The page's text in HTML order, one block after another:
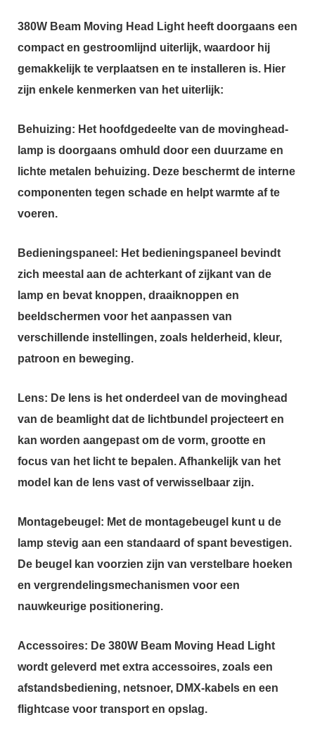
380W Beam Moving Head Light heeft doorgaans een
compact en gestroomlijnd uiterlijk, waardoor hij
gemakkelijk te verplaatsen en te installeren is. Hier
zijn enkele kenmerken van het uiterlijk:
Behuizing: Het hoofdgedeelte van de movinghead-
lamp is doorgaans omhuld door een duurzame en
lichte metalen behuizing. Deze beschermt de interne
componenten tegen schade en helpt warmte af te
voeren.
Bedieningspaneel: Het bedieningspaneel bevindt
zich meestal aan de achterkant of zijkant van de
lamp en bevat knoppen, draaiknoppen en
beeldschermen voor het aanpassen van
verschillende instellingen, zoals helderheid, kleur,
patroon en beweging.
Lens: De lens is het onderdeel van de movinghead
van de beamlight dat de lichtbundel projecteert en
kan worden aangepast om de vorm, grootte en
focus van het licht te bepalen. Afhankelijk van het
model kan de lens vast of verwisselbaar zijn.
Montagebeugel: Met de montagebeugel kunt u de
lamp stevig aan een standaard of spant bevestigen.
De beugel kan voorzien zijn van verstelbare hoeken
en vergrendelingsmechanismen voor een
nauwkeurige positionering.
Accessoires: De 380W Beam Moving Head Light
wordt geleverd met extra accessoires, zoals een
afstandsbediening, netsnoer, DMX-kabels en een
flightcase voor transport en opslag.